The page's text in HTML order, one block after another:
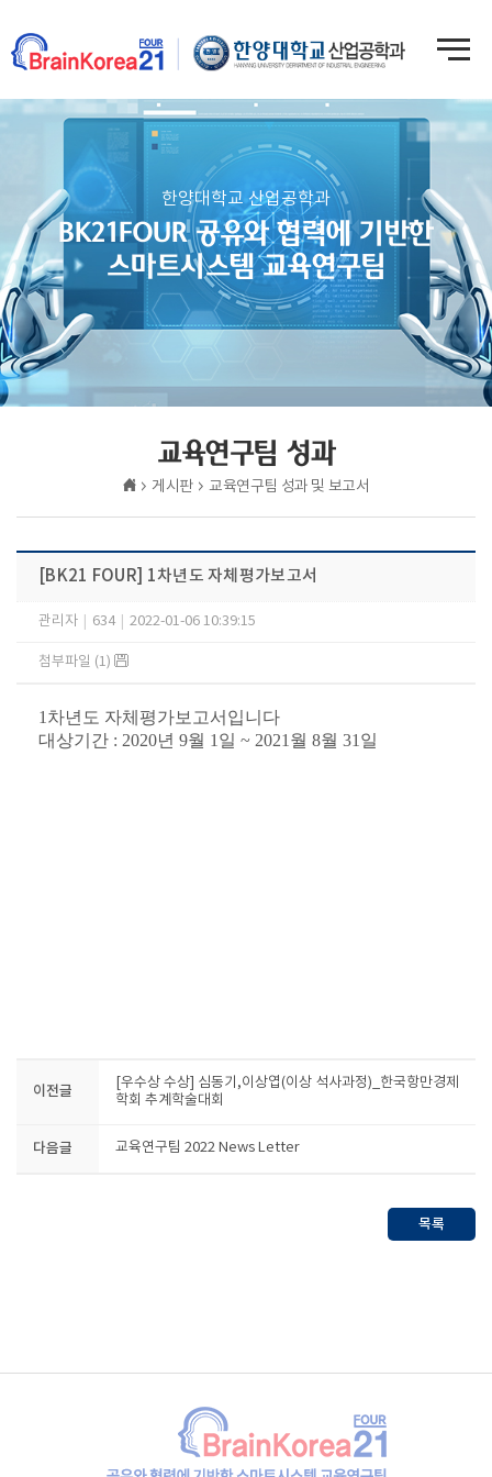
한양대학교 산업공학과
BK21FOUR 공유와 협력에 기반한
스마트시스템 교육연구팀
교육연구팀 성과
게시판 교육연구팀 성과 및 보고서
[BK21 FOUR] 1차년도 자체평가보고서
관리자 634 2022-01-06 10:39:15
첨부파일 (1)
1차년도 자체평가보고서입니다
대상기간 : 2020년 9월 1일 ~ 2021월 8월 31일
이전글
[우수상 수상] 심동기,이상엽(이상 석사과정)_한국항만경제
학회 추계학술대회
다음글 교육연구팀 2022 News Letter
목록